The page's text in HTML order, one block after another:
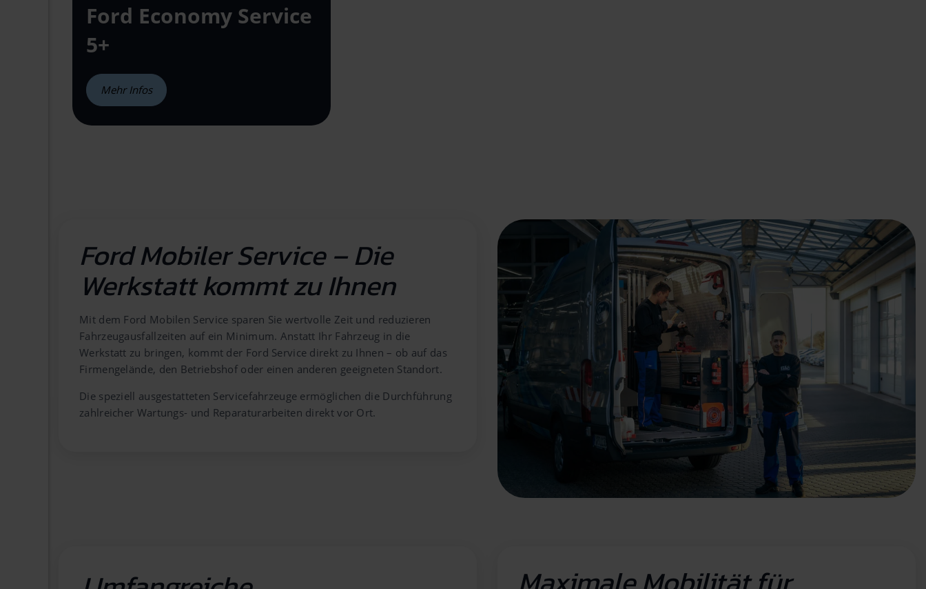
Ford Economy Service
5+
Mehr Infos
Ford Mobiler Service – Die
Werkstatt kommt zu Ihnen
Mit dem Ford Mobilen Service sparen Sie wertvolle Zeit und reduzieren
Fahrzeugausfallzeiten auf ein Minimum. Anstatt Ihr Fahrzeug in die
Werkstatt zu bringen, kommt der Ford Service direkt zu Ihnen – ob auf das
Firmengelände, den Betriebshof oder einen anderen geeigneten Standort.
Die speziell ausgestatteten Servicefahrzeuge ermöglichen die Durchführung
zahlreicher Wartungs- und Reparaturarbeiten direkt vor Ort.